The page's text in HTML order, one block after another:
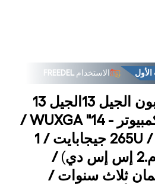
الاستخدام FREEDEL
لينوفو ثينك باد كربون الجيل 13الجيل 13
أورا إصدار جهاز كمبيوتر - 14" WUXGA /
ألترا 7 265U / vPro / 64 جيجابايت / 1
تيرابايت (NVMe م.2 إس إس دي) /
برو / ضمان ثلاث سنوات /